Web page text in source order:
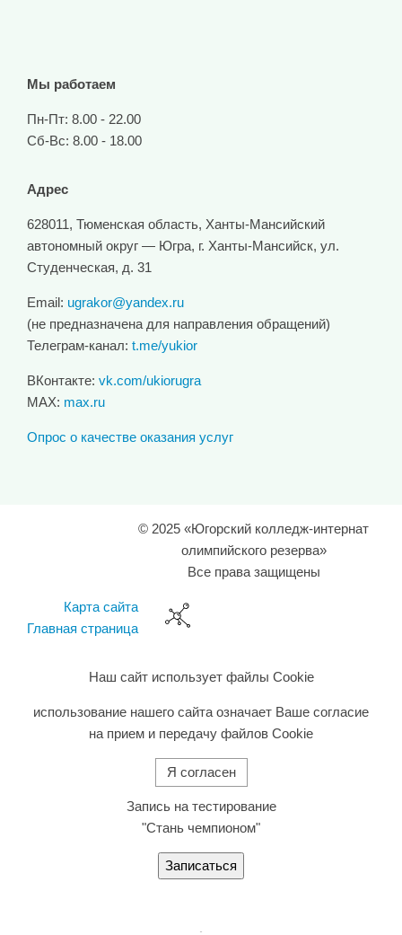
Мы работаем
Пн-Пт: 8.00 - 22.00
Сб-Вс: 8.00 - 18.00
Адрес
628011, Тюменская область, Ханты-Мансийский
автономный округ — Югра, г. Ханты-Мансийск, ул.
Студенческая, д. 31
Email: ugrakor@yandex.ru
(не предназначена для направления обращений)
Телеграм-канал: t.me/yukior
ВКонтакте: vk.com/ukiorugra
MAX: max.ru
Опрос о качестве оказания услуг
© 2025 «Югорский колледж-интернат
олимпийского резерва»
Все права защищены
Карта сайта
Главная страница
Наш сайт использует файлы Cookie
использование нашего сайта означает Ваше согласие
на прием и передачу файлов Cookie
Я согласен
Запись на тестирование
"Стань чемпионом"
Записаться